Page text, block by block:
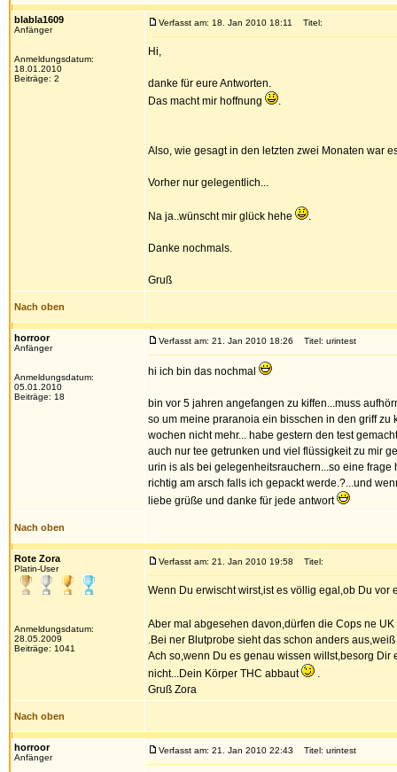
blabla1609
Anfänger
Anmeldungsdatum:
18.01.2010
Beiträge: 2
Verfasst am: 18. Jan 2010 18:11 Titel:
Hi,
danke für eure Antworten.
Das macht mir hoffnung
.
Also, wie gesagt in den letzten zwei Monaten war
Vorher nur gelegentlich...
Na ja..wünscht mir glück hehe .
Danke nochmals.
Gruß
Nach oben
horroor
Anfänger
Anmeldungsdatum:
05.01.2010
Beiträge: 18
Verfasst am: 21. Jan 2010 18:26 Titel: urintest
hi ich bin das nochmal
bin vor 5 jahren angefangen zu kiffen...muss
so um meine praranoia ein bisschen in den griff
wochen nicht mehr... habe gestern den test
auch nur tee getrunken und viel flüssigkeit zu mir
urin is als bei gelegenheitsrauchern...so eine
richtig am arsch falls ich gepackt werde.?...und
liebe grüße und danke für jede antwort
Nach oben
Rote Zora
Platin-User
Anmeldungsdatum:
28.05.2009
Beiträge: 1041
Verfasst am: 21. Jan 2010 19:58 Titel:
Wenn Du erwischt wirst,ist es völlig egal,ob Du vor
Aber mal abgesehen davon,dürfen die Cops ne
.Bei ner Blutprobe sieht das schon anders
Ach so,wenn Du es genau wissen willst,besorg
nicht...Dein Körper THC abbaut
.
Gruß Zora
Nach oben
horroor
Anfänger
Verfasst am: 21. Jan 2010 22:43 Titel: urintest